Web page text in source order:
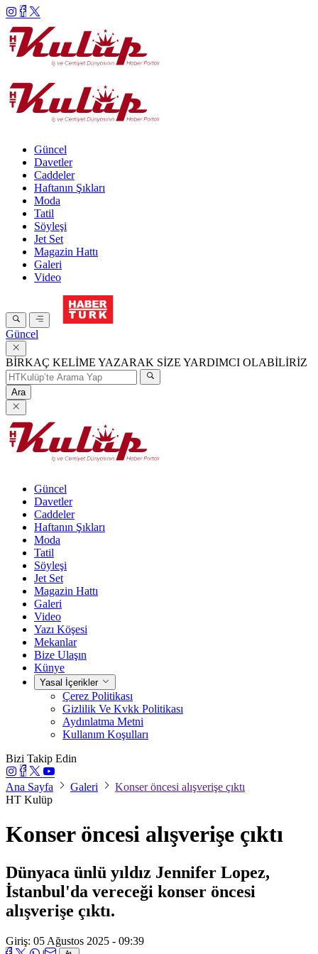
Güncel
Davetler
Caddeler
Haftanın Şıkları
Moda
Tatil
Söyleşi
Jet Set
Magazin Hattı
Galeri
Video
Güncel
BİRKAÇ KELİME YAZARAK SİZE YARDIMCI OLABİLİRİZ
Ara
Güncel
Davetler
Caddeler
Haftanın Şıkları
Moda
Tatil
Söyleşi
Jet Set
Magazin Hattı
Galeri
Video
Yazı Köşesi
Mekanlar
Bize Ulaşın
Künye
Yasal İçerikler
Çerez Politikası
Gizlilik Ve Kvkk Politikası
Aydınlatma Metni
Kullanım Koşulları
Bizi Takip Edin
Ana Sayfa Galeri
Konser öncesi alışverişe çıktı
HT Kulüp
Konser öncesi alışverişe çıktı
Dünyaca ünlü yıldız Jennifer Lopez,
İstanbul'da vereceği konser öncesi
alışverişe çıktı.
Giriş: 05 Ağustos 2025 - 09:39